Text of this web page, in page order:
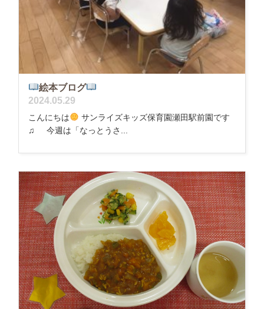
絵本ブログ
2024.05.29
こんにちは
サンライズキッズ保育園瀬田駅前園です
♫ 今週は「なっとうさ...